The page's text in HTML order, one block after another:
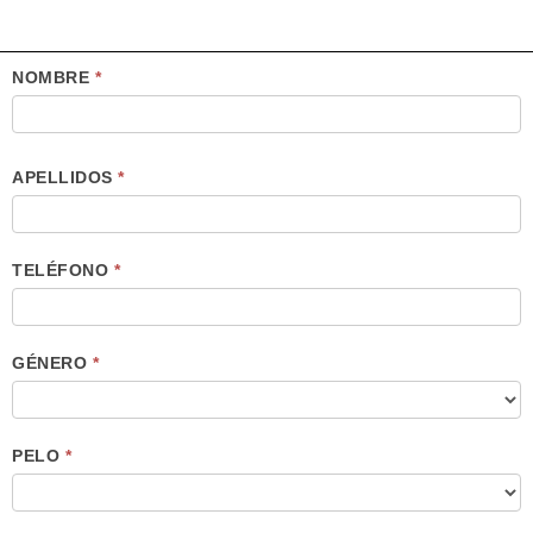
CONTENIDO
NOMBRE *
APELLIDOS *
TELÉFONO *
GÉNERO *
PELO *